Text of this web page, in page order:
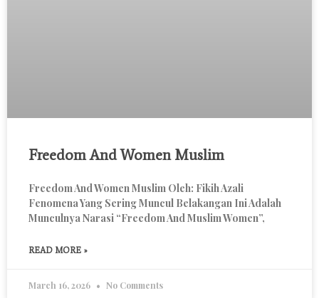
Freedom And Women Muslim
Freedom And Women Muslim Oleh: Fikih Azali
Fenomena Yang Sering Muncul Belakangan Ini Adalah
Munculnya Narasi “freedom And Muslim Women”,
READ MORE »
March 16, 2026 No Comments